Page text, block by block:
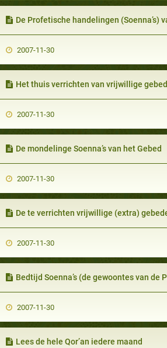
De Profetische handelingen (Soenna’s) van de
2007-11-30
Het thuis verrichten van vrijwillige
2007-11-30
De mondelinge Soenna’s van het Gebed
2007-11-30
De te verrichten vrijwillige (extra)
2007-11-30
Bedtijd Soenna’s (de gewoontes van de
2007-11-30
Lees de hele Qor’an iedere maand